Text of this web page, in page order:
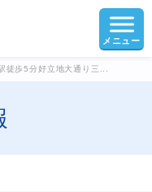
メニュー
徒歩5分好立地大通り三...